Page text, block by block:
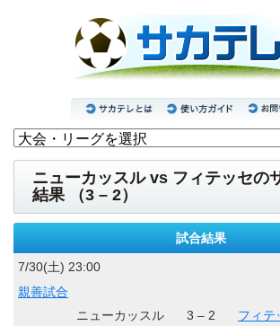
ニューカッスル vs フィテッセの
結果 （3 – 2）
試合結果
7/30(土) 23:00
親善試合
ニューカッスル
3 – 2 フィテ